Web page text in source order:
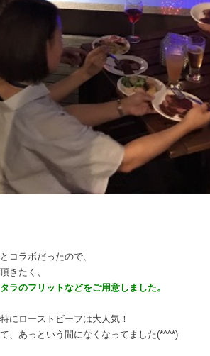
コラボだったので、
きたく、
ラのフリットなどをご用意しました。
にローストビーフは大人気！
、あっという間になくなってました(*^^*)